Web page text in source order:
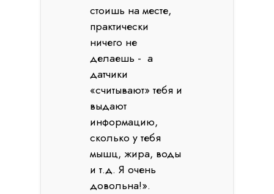
стоишь на месте,
практически
ничего не
делаешь - а
датчики
«считывают» тебя и
выдают
информацию,
сколько у тебя
мышц, жира, воды
и т.д. Я очень
довольна!».